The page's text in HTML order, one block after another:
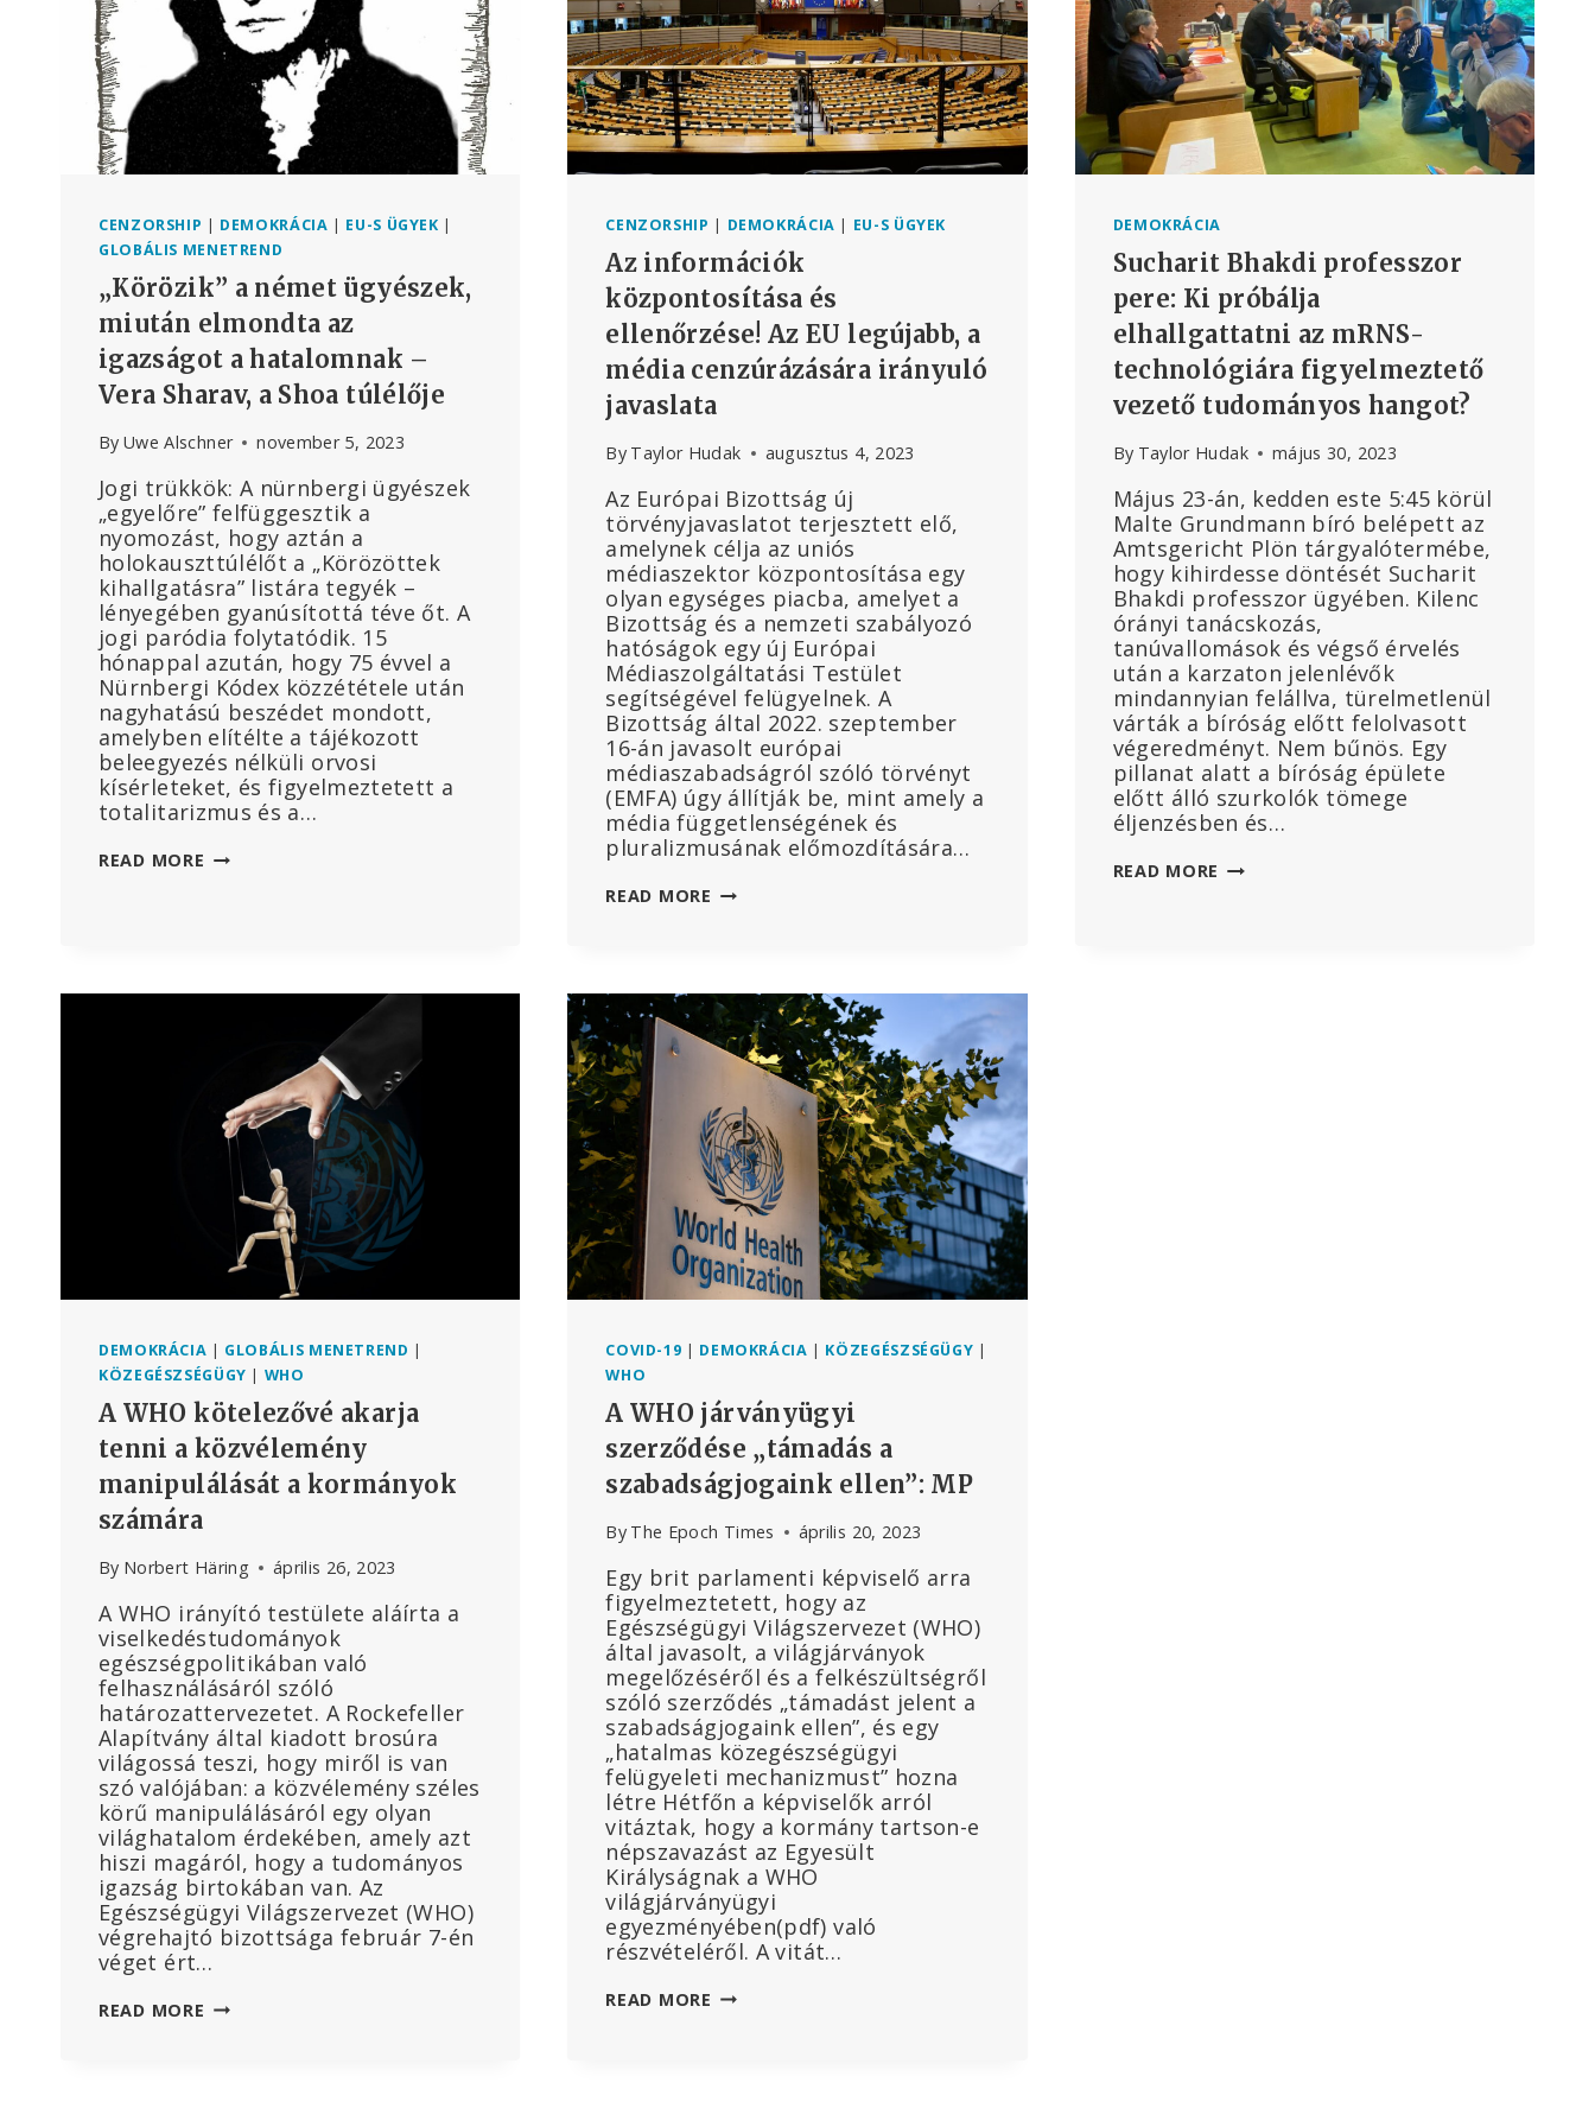
CENZORSHIP | DEMOKRÁCIA | EU-S ÜGYEK |
GLOBÁLIS MENETREND
„Körözik” a német ügyészek,
miután elmondta az
igazságot a hatalomnak –
Vera Sharav, a Shoa túlélője
By Uwe Alschner november 5, 2023
Jogi trükkök: A nürnbergi ügyészek
„egyelőre” felfüggesztik a
nyomozást, hogy aztán a
holokauszttúlélőt a „Körözöttek
kihallgatásra” listára tegyék –
lényegében gyanúsítottá téve őt. A
jogi paródia folytatódik. 15
hónappal azután, hogy 75 évvel a
Nürnbergi Kódex közzététele után
nagyhatású beszédet mondott,
amelyben elítélte a tájékozott
beleegyezés nélküli orvosi
kísérleteket, és figyelmeztetett a
totalitarizmus és a…
READ MORE „KÖRÖZIK”
HATALOMNAK
VERA
SHARAV,
SHOA
TÚLÉLŐJE
CENZORSHIP | DEMOKRÁCIA | EU-S ÜGYEK
Az információk
központosítása és
ellenőrzése! Az EU legújabb, a
média cenzúrázására irányuló
javaslata
By Taylor Hudak augusztus 4, 2023
Az Európai Bizottság új
törvényjavaslatot terjesztett elő,
amelynek célja az uniós
médiaszektor központosítása egy
olyan egységes piacba, amelyet a
Bizottság és a nemzeti szabályozó
hatóságok egy új Európai
Médiaszolgáltatási Testület
segítségével felügyelnek. A
Bizottság által 2022. szeptember
16-án javasolt európai
médiaszabadságról szóló törvényt
(EMFA) úgy állítják be, mint amely a
média függetlenségének és
pluralizmusának előmozdítására…
READ MORE AZ
ELLENŐRZÉSE!
AZ
EU
LEGÚJABB,
MÉDIA
CENZÚRÁZÁSÁRA
IRÁNYULÓ
JAVASLATA
DEMOKRÁCIA
Sucharit Bhakdi professzor
pere: Ki próbálja
elhallgattatni az mRNS-
technológiára figyelmeztető
vezető tudományos hangot?
By Taylor Hudak május 30, 2023
Május 23-án, kedden este 5:45 körül
Malte Grundmann bíró belépett az
Amtsgericht Plön tárgyalótermébe,
hogy kihirdesse döntését Sucharit
Bhakdi professzor ügyében. Kilenc
órányi tanácskozás,
tanúvallomások és végső érvelés
után a karzaton jelenlévők
mindannyian felállva, türelmetlenül
várták a bíróság előtt felolvasott
végeredményt. Nem bűnös. Egy
pillanat alatt a bíróság épülete
előtt álló szurkolók tömege
éljenzésben és…
READ MORE SUCHARIT
DEMOKRÁCIA | GLOBÁLIS MENETREND |
KÖZEGÉSZSÉGÜGY | WHO
A WHO kötelezővé akarja
tenni a közvélemény
manipulálását a kormányok
számára
By Norbert Häring április 26, 2023
A WHO irányító testülete aláírta a
viselkedéstudományok
egészségpolitikában való
felhasználásáról szóló
határozattervezetet. A Rockefeller
Alapítvány által kiadott brosúra
világossá teszi, hogy miről is van
szó valójában: a közvélemény széles
körű manipulálásáról egy olyan
világhatalom érdekében, amely azt
hiszi magáról, hogy a tudományos
igazság birtokában van. Az
Egészségügyi Világszervezet (WHO)
végrehajtó bizottsága február 7-én
véget ért…
READ MORE A
COVID-19 | DEMOKRÁCIA | KÖZEGÉSZSÉGÜGY |
WHO
A WHO járványügyi
szerződése „támadás a
szabadságjogaink ellen”: MP
By The Epoch Times április 20, 2023
Egy brit parlamenti képviselő arra
figyelmeztetett, hogy az
Egészségügyi Világszervezet (WHO)
által javasolt, a világjárványok
megelőzéséről és a felkészültségről
szóló szerződés „támadást jelent a
szabadságjogaink ellen”, és egy
„hatalmas közegészségügyi
felügyeleti mechanizmust” hozna
létre Hétfőn a képviselők arról
vitáztak, hogy a kormány tartson-e
népszavazást az Egyesült
Királyságnak a WHO
világjárványügyi
egyezményében(pdf) való
részvételéről. A vitát…
READ MORE A